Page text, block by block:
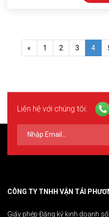
« 1 2 3 4
Liên hệ với chúng tôi:
CÔNG TY TNHH VẬN TẢI
Giấy phép Đăng ký kinh doanh